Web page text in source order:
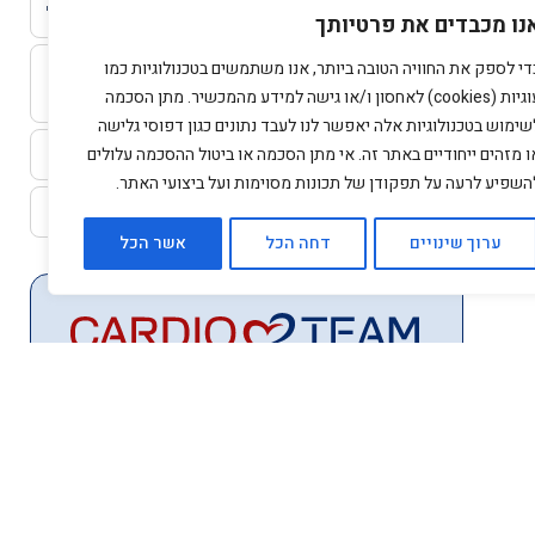
מכבדים את פרטיותך
לספק את החוויה הטובה ביותר, אנו משתמשים בטכנולוגיות כמו
עוגיות (cookies) לאחסון ו/או גישה למידע מהמכשיר. מתן הסכמה
בטכנולוגיות אלה יאפשר לנו לעבד נתונים כגון דפוסי גלישה
מזהים ייחודיים באתר זה. אי מתן הסכמה או ביטול ההסכמה עלולים
לרעה על תפקודן של תכונות מסוימות ועל ביצועי האתר.
ערוך שינויים דחה הכל אשר הכל
התקף לב בגיל צעיר – לא רק מחלה של "מבוגרים"
פעילות גופנית לאחר התקף לב – המדריך המלא
להתאוששות בטוחה
היפרליפידמיה (רמה גבוהה של שומנים בדם)
קרדיומיופתיה